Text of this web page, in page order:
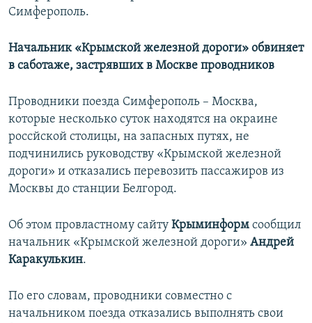
Симферополь.
Начальник «Крымской железной дороги» обвиняет
в саботаже, застрявших в Москве проводников
Проводники поезда Симферополь – Москва,
которые несколько суток находятся на окраине
россйской столицы, на запасных путях, не
подчинились руководству «Крымской железной
дороги» и отказались перевозить пассажиров из
Москвы до станции Белгород.
Об этом провластному сайту Крыминформ сообщил
начальник «Крымской железной дороги» Андрей
Каракулькин.
По его словам, проводники совместно с
начальником поезда отказались выполнять свои